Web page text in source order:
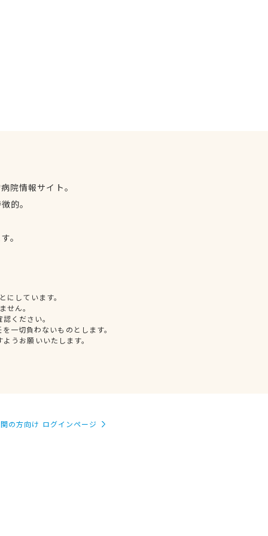
院情報サイト。
的。
。
しています。
せん。
ください。
一切負わないものとします。
うお願いいたします。
の方向け ログインページ